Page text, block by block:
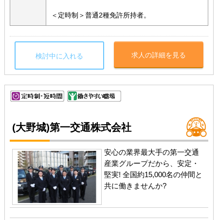
＜定時制＞普通2種免許所持者。
検討中に入れる 求人の詳細を見る
(大野城)第一交通株式会社
安心の業界最大手の第一交通
産業グループだから、安定・
堅実! 全国約15,000名の仲間と
共に働きませんか?